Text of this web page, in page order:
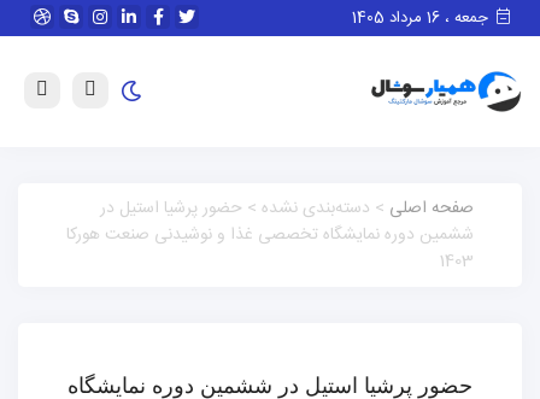
جمعه ، 16 مرداد 1405
صفحه اصلی > دسته‌بندی نشده > حضور پرشیا استیل در
ششمین دوره نمایشگاه تخصصی غذا و نوشیدنی صنعت هورکا
1403
حضور پرشیا استیل در ششمین دوره نمایشگاه